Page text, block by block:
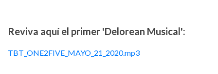
Reviva aquí el primer 'Delorean Musical':
TBT_ONE2FIVE_MAYO_21_2020.mp3